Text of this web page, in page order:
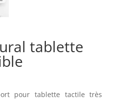
tablette
pour tablette tactile très